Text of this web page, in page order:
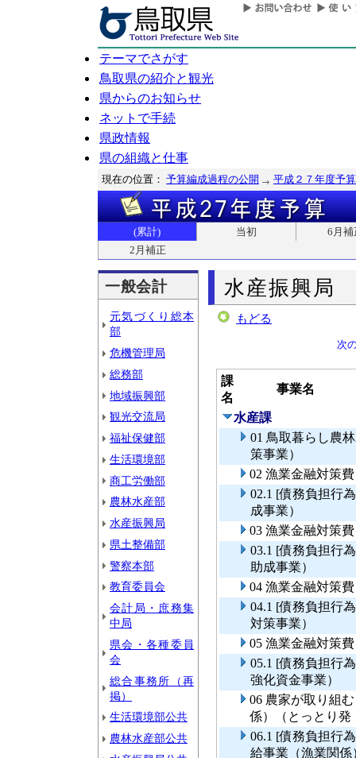
テーマでさがす
鳥取県の紹介と観光
県からのお知らせ
ネットで手続
県政情報
県の組織と仕事
現在の位置： 予算編成過程の公開 平成２７年度予算
(累計) 当初
6月補
2月補正
一般会計
元気づくり総本
部
危機管理局
総務部
地域振興部
観光交流局
福祉保健部
生活環境部
商工労働部
農林水産部
水産振興局
県土整備部
警察本部
教育委員会
会計局・庶務集
中局
県会・各種委員
会
総合事務所（再
掲）
生活環境部公共
農林水産部公共
水産振興局
もどる
次
課
名
事業名
水産課
01 鳥取暮らし農
策事業）
02 漁業金融対策
02.1 [債務負担行
成事業）
03 漁業金融対策
03.1 [債務負担行
助成事業）
04 漁業金融対策
04.1 [債務負担行
対策事業）
05 漁業金融対策
05.1 [債務負担行
強化資金事業）
06 農家が取り組
係）（とっとり発
06.1 [債務負担行
給事業（漁業関